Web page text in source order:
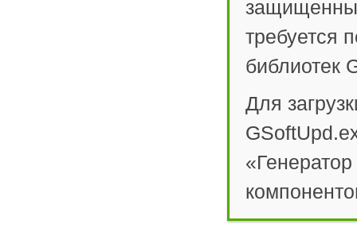
требуется
библиотек
Для